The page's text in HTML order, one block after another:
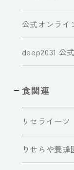
公式オンライ
deep2031 公
食関連
リセライーツ
りせらや養蜂